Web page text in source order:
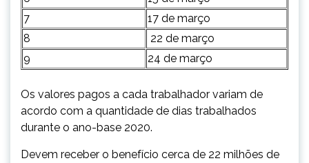
7
17 de março
8
22 de março
9
24 de março
Os valores pagos a cada trabalhador variam de
acordo com a quantidade de dias trabalhados
durante o ano-base 2020.
Devem receber o benefício cerca de 22 milhões de